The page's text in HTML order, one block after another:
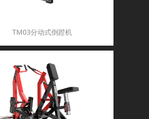
TM03分动式倒蹬机